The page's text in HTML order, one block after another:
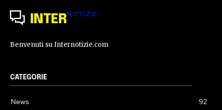
INTERNOTIZIE
Benvenuti su Internotizie.com
CATEGORIE
News
92